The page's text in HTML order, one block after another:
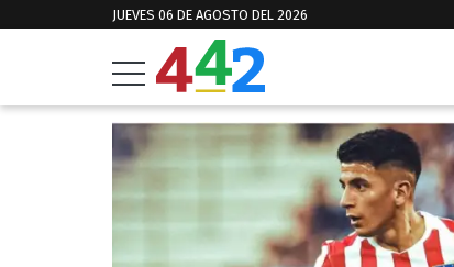
JUEVES 06 DE AGOSTO DEL 2026